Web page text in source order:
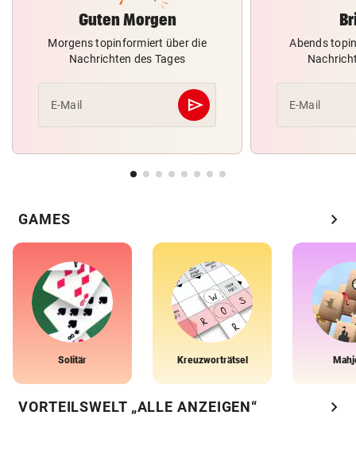
Guten Morgen
Morgens topinformiert über die
Nachrichten des Tages
E-Mail send
Abschicken
Abends
E-Mail
GAMES chevron_right
Solitär Kreuzworträtsel
VORTEILSWELT „ALLE ANZEIGEN“ chevron_right